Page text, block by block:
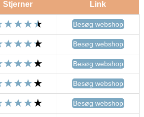
Stjerner Link
Besøg webshop
Besøg webshop
Besøg webshop
Besøg webshop
Besøg webshop